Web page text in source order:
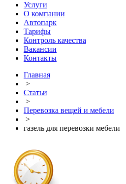
Услуги
О компании
Автопарк
Тарифы
Контроль качества
Вакансии
Контакты
Главная
>
Статьи
>
Перевозка вещей и мебели
>
газель для перевозки мебели